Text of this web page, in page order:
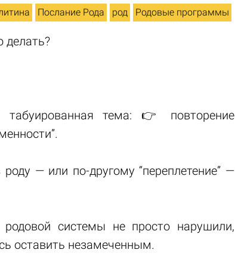
Послание Рода род Родовые программы
делать?
тема: 👉 повторение
— или по-другому “переплетение” —
системы не просто нарушили,
оставить незамеченным.